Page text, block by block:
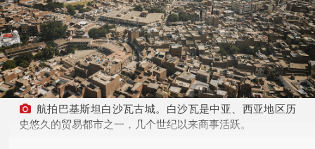
航拍巴基斯坦白沙瓦古城。白沙瓦是中亚、西亚地区历
史悠久的贸易都市之一，几个世纪以来商事活跃。